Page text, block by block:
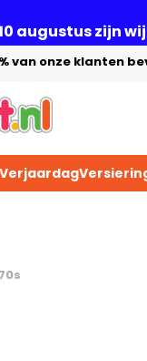
augustus zijn
van onze klanten
Verjaardag